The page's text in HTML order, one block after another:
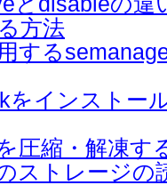
方法
する
をインストー
圧縮・解凍す
ストレージの